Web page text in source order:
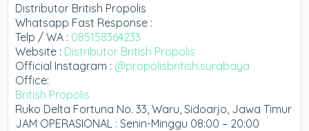
Distributor British Propolis
Whatsapp Fast Response :
Telp / WA : 085158364233
Website : Distributor British Propolis
Official Instagram : @propolisbritish.surabaya
Office:
British Propolis
Ruko Delta Fortuna No. 33, Waru, Sidoarjo, Jawa Timur
JAM OPERASIONAL : Senin-Minggu 08:00 – 20:00